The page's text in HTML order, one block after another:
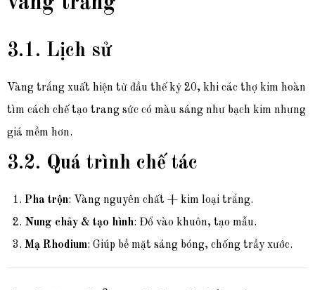
3.1. Lịch sử
Vàng trắng xuất hiện từ đầu thế kỷ 20, khi các thợ kim hoàn
tìm cách chế tạo trang sức có màu sáng như bạch kim nhưng
giá mềm hơn.
3.2. Quá trình chế tác
Pha trộn: Vàng nguyên chất + kim loại trắng.
Nung chảy & tạo hình: Đổ vào khuôn, tạo mẫu.
Mạ Rhodium: Giúp bề mặt sáng bóng, chống trầy xước.